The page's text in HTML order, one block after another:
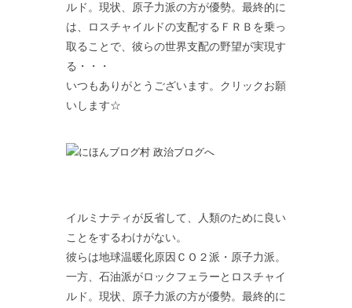
ルド。現状、原子力派の方が優勢。最終的に
は、ロスチャイルドの支配するＦＲＢを乗っ
取ることで、彼らの世界支配の野望が実現す
る・・・
いつもありがとうございます。クリックお願
いします☆
イルミナティが反省して、人類のために良い
ことをするわけがない。
彼らは地球温暖化原因ＣＯ２派・原子力派。
一方、石油派がロックフェラーとロスチャイ
ルド。現状、原子力派の方が優勢。最終的に